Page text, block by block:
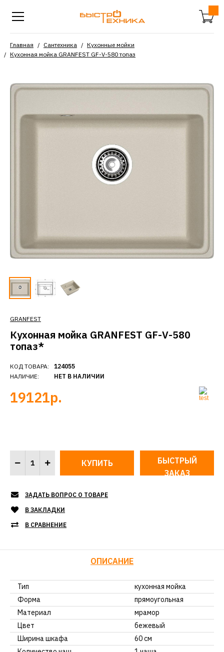
Главная Сантехника
Кухонные мойки
Кухонная мойка GRANFEST GF-V-580 топаз
GRANFEST
Кухонная мойка GRANFEST GF-V-580
топаз*
КОД ТОВАРА:
НАЛИЧИЕ:
124055
НЕТ В НАЛИЧИИ
19121р.
БЫСТРЫЙ
ЗАКАЗ
ЗАДАТЬ ВОПРОС О ТОВАРЕ
В ЗАКЛАДКИ
В СРАВНЕНИЕ
ОПИСАНИЕ
Тип
кухонная мойка
Форма
прямоугольная
Материал
мрамор
Цвет
бежевый
Ширина шкафа
60 см